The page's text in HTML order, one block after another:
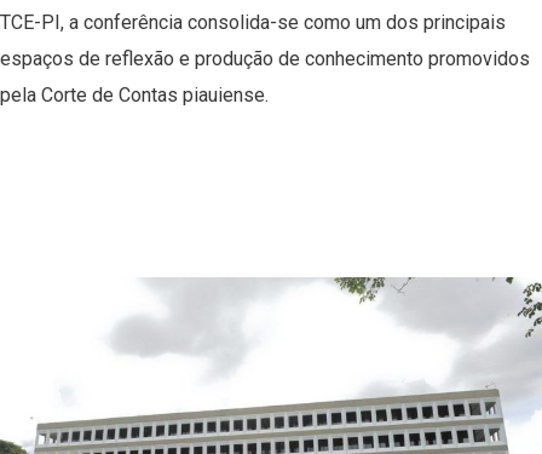
TCE-PI, a conferência consolida-se como um dos principais
espaços de reflexão e produção de conhecimento promovidos
pela Corte de Contas piauiense.